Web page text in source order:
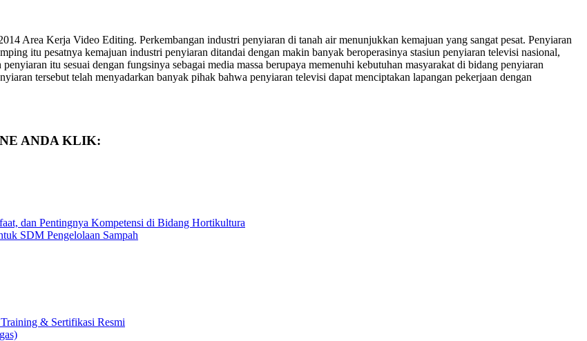
Area Kerja Video Editing. Perkembangan industri penyiaran di tanah air menunjukkan kemajuan yang sangat pesat. Penyiaran
itu pesatnya kemajuan industri penyiaran ditandai dengan makin banyak beroperasinya stasiun penyiaran televisi nasional,
itu sesuai dengan fungsinya sebagai media massa berupaya memenuhi kebutuhan masyarakat di bidang penyiaran
tersebut telah menyadarkan banyak pihak bahwa penyiaran televisi dapat menciptakan lapangan pekerjaan dengan
ANDA KLIK:
dan Pentingnya Kompetensi di Bidang Hortikultura
SDM Pengelolaan Sampah
& Sertifikasi Resmi